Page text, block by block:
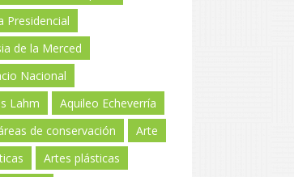
Presidencial
de la Merced
Nacional
Lahm
Aquileo Echeverría
de conservación
Arte
Artes plásticas